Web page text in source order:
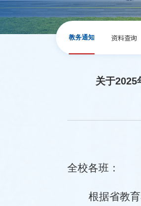
教务通知 资料查询
关于2025
全校各班：
根据省教